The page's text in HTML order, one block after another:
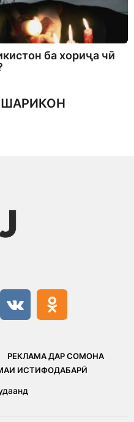
ба хориҷа чӣ
РЕКЛАМА ДАР СОМОНА
ИСТИФОДАБАРӢ